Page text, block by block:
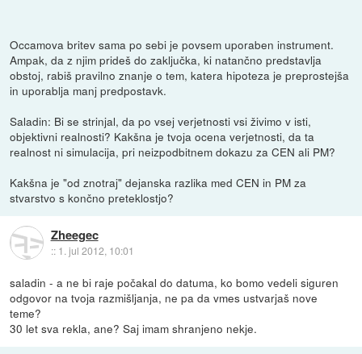
Occamova britev sama po sebi je povsem uporaben instrument.
Ampak, da z njim prideš do zaključka, ki natančno predstavlja
obstoj, rabiš pravilno znanje o tem, katera hipoteza je preprostejša
in uporablja manj predpostavk.
Saladin: Bi se strinjal, da po vsej verjetnosti vsi živimo v isti,
objektivni realnosti? Kakšna je tvoja ocena verjetnosti, da ta
realnost ni simulacija, pri neizpodbitnem dokazu za CEN ali PM?
Kakšna je "od znotraj" dejanska razlika med CEN in PM za
stvarstvo s končno preteklostjo?
Zheegec
:: 1. jul 2012, 10:01
saladin - a ne bi raje počakal do datuma, ko bomo vedeli siguren
odgovor na tvoja razmišljanja, ne pa da vmes ustvarjaš nove
teme?
30 let sva rekla, ane? Saj imam shranjeno nekje.